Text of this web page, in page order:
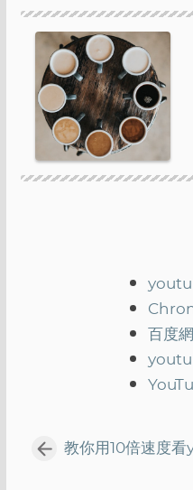
百度
教你用10倍速度